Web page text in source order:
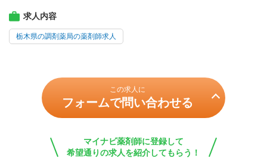
求人内容
栃木県の調剤薬局の薬剤師求人
この求人に
フォームで問い合わせる
マイナビ薬剤師に登録して
希望通りの求人を紹介してもらう！